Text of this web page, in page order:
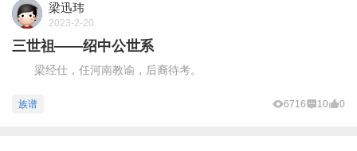
梁迅玮
2023-2-20
三世祖——绍中公世系
梁经仕，任河南教谕，后裔待考。
族谱 6716 10 0